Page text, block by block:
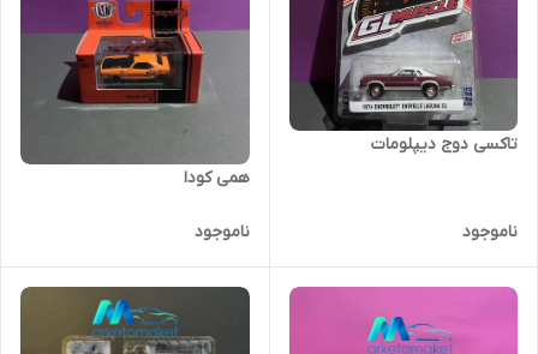
تاکسی دوج دیپلومات
ناموجود
همی کودا
ناموجود